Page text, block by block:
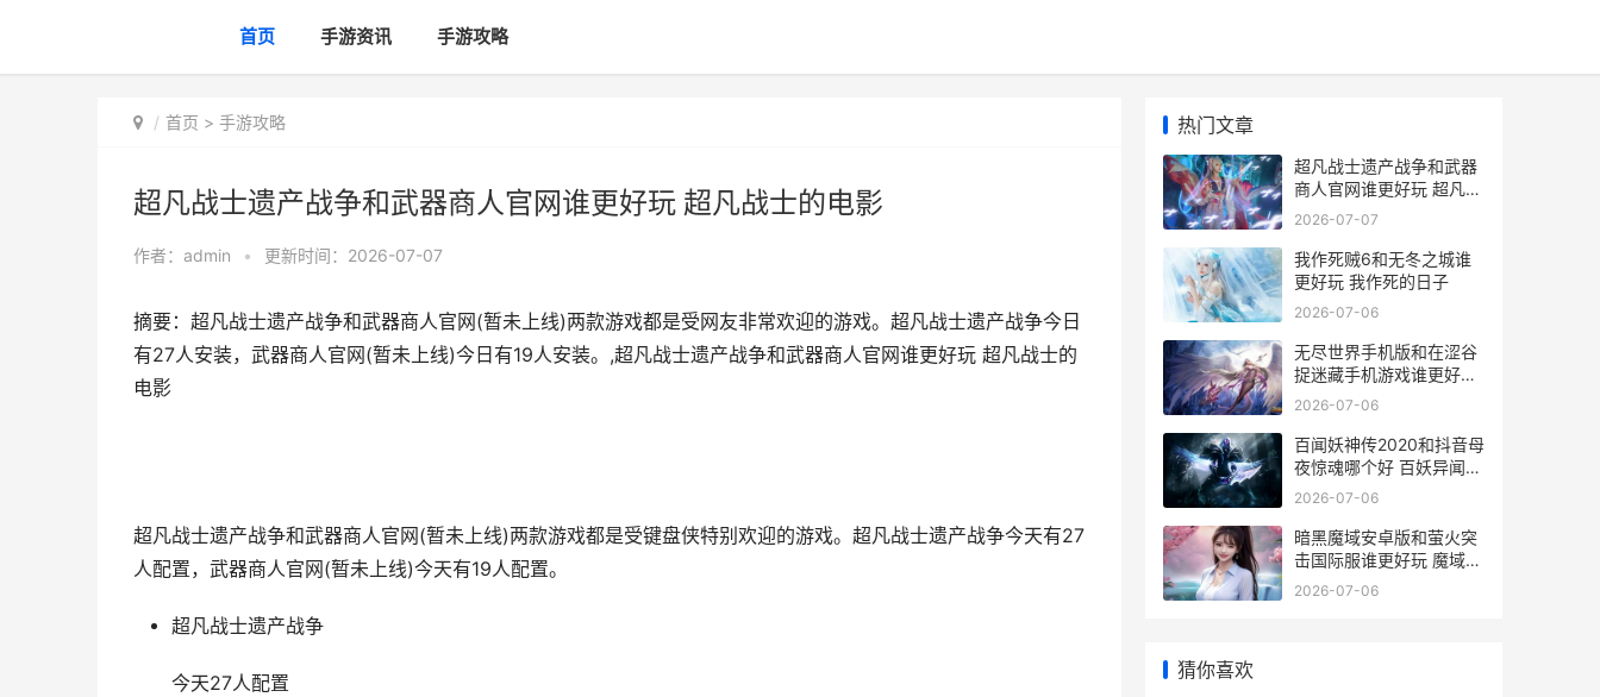
首页 手游资讯 手游攻略
首页 > 手游攻略
超凡战士遗产战争和武器商人官网谁更好玩 超凡战士的电影
作者： admin • 更新时间：2026-07-07
摘要：超凡战士遗产战争和武器商人官网(暂未上线)两款游戏都是受网友非常欢迎的游戏。超凡战士遗产战争今日
有27人安装，武器商人官网(暂未上线)今日有19人安装。,超凡战士遗产战争和武器商人官网谁更好玩 超凡战士的
电影
超凡战士遗产战争和武器商人官网(暂未上线)两款游戏都是受键盘侠特别欢迎的游戏。超凡战士遗产战争今天有27
人配置，武器商人官网(暂未上线)今天有19人配置。
超凡战士遗产战争
今天27人配置
热门文章
超凡战士遗产战争和武器
商人官网谁更好玩 超凡战
士的电影
2026-07-07
我作死贼6和无冬之城谁
更好玩 我作死的日子
2026-07-06
无尽世界手机版和在涩谷
捉迷藏手机游戏谁更好玩
无尽世界手机版攻略
2026-07-06
百闻妖神传2020和抖音母
夜惊魂哪个好 百妖异闻人
物介绍
2026-07-06
暗黑魔域安卓版和萤火突
击国际服谁更好玩 魔域暗
黑骑士怎么玩
2026-07-06
猜你喜欢